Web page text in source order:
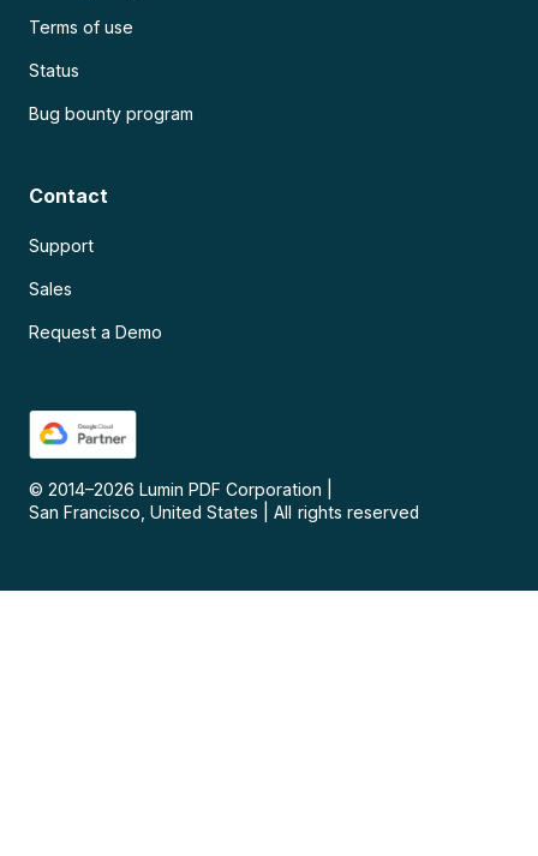
Terms of use
Status
Bug bounty program
Contact
Support
Sales
Request a Demo
© 2014–2026 Lumin PDF Corporation
San Francisco, United States
All rights reserved